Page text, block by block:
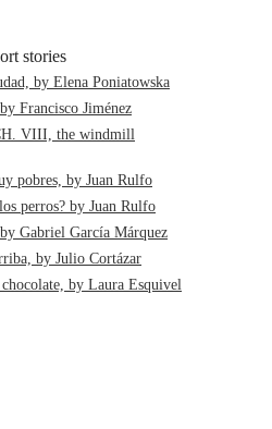
stories
by Elena Poniatowska
Francisco Jiménez
VIII, the windmill
pobres, by Juan Rulfo
perros? by Juan Rulfo
Gabriel García Márquez
by Julio Cortázar
by Laura Esquivel